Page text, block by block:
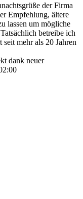
der Firma
Empfehlung, ältere
lassen um mögliche
betreibe ich
mehr als 20 Jahren
dank neuer